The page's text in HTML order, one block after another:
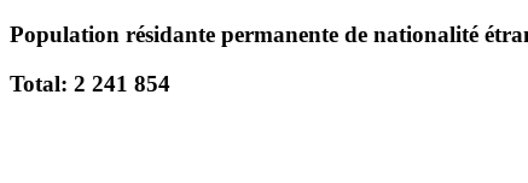
Population résidante permanente de nationalité
Total: 2 241 854